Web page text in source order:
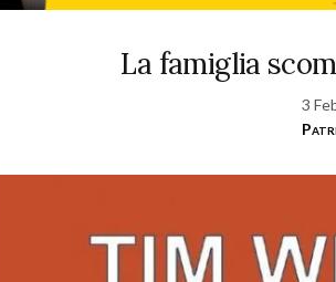
La famiglia
3